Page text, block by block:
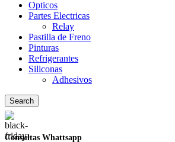
Opticos
Partes Electricas
Relay
Pastilla de Freno
Pinturas
Refrigerantes
Siliconas
Adhesivos
Search
Consultas Whattsapp